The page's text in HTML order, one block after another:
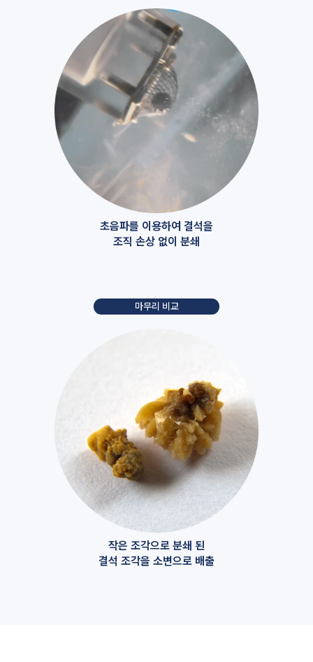
초음파를 이용하여 결석을
조직 손상 없이 분쇄
마무리 비교
작은 조각으로 분쇄 된
결석 조각을 소변으로 배출